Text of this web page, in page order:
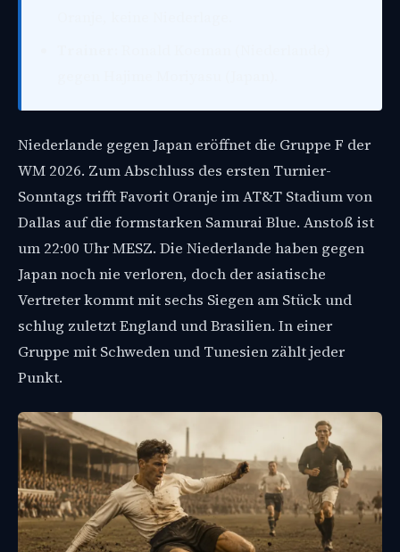
Niederlande gegen Japan eröffnet die Gruppe F der
WM 2026. Zum Abschluss des ersten Turnier-
Sonntags trifft Favorit Oranje im AT&T Stadium von
Dallas auf die formstarken Samurai Blue. Anstoß ist
um 22:00 Uhr MESZ. Die Niederlande haben gegen
Japan noch nie verloren, doch der asiatische
Vertreter kommt mit sechs Siegen am Stück und
schlug zuletzt England und Brasilien. In einer
Gruppe mit Schweden und Tunesien zählt jeder
Punkt.